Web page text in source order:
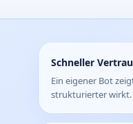
Schneller
Ein eigener Bot
strukturierter wirkt.